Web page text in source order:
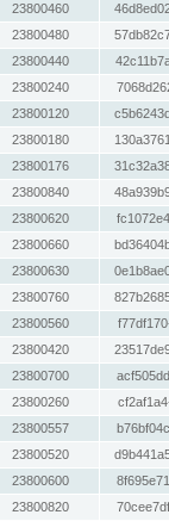
23800460
23800480
23800440
23800240
23800120
23800180
23800176
23800840
23800620
23800660
23800630
23800760
23800560
23800420
23800700
23800260
23800557
23800520
23800600
23800820